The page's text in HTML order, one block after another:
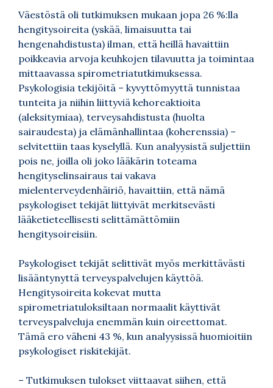
Väestöstä oli tutkimuksen mukaan jopa 26 %:lla
hengitysoireita (yskää, limaisuutta tai
hengenahdistusta) ilman, että heillä havaittiin
poikkeavia arvoja keuhkojen tilavuutta ja toimintaa
mittaavassa spirometriatutkimuksessa.
Psykologisia tekijöitä – kyvyttömyyttä tunnistaa
tunteita ja niihin liittyviä kehoreaktioita
(aleksitymiaa), terveysahdistusta (huolta
sairaudesta) ja elämänhallintaa (koherenssia) –
selvitettiin taas kyselyllä. Kun analyysistä suljettiin
pois ne, joilla oli joko lääkärin toteama
hengityselinsairaus tai vakava
mielenterveydenhäiriö, havaittiin, että nämä
psykologiset tekijät liittyivät merkitsevästi
lääketieteellisesti selittämättömiin
hengitysoireisiin.
Psykologiset tekijät selittivät myös merkittävästi
lisääntynyttä terveyspalvelujen käyttöä.
Hengitysoireita kokevat mutta
spirometriatuloksiltaan normaalit käyttivät
terveyspalveluja enemmän kuin oireettomat.
Tämä ero väheni 43 %, kun analyysissä huomioitiin
psykologiset riskitekijät.
– Tutkimuksen tulokset viittaavat siihen, että